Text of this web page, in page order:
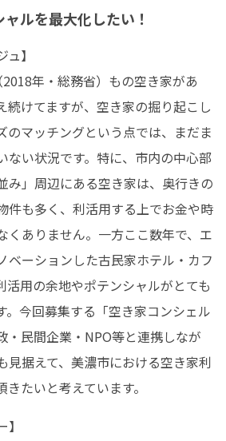
ルを最大化したい！
】
年・総務省）もの空き家があ
続けてますが、空き家の掘り起こし
のマッチングという点では、まだま
ない状況です。特に、市内の中心部
み」周辺にある空き家は、奥行きの
件も多く、利活用する上でお金や時
くありません。一方ここ数年で、エ
ベーションした古民家ホテル・カフ
活用の余地やポテンシャルがとても
。今回募集する「空き家コンシェル
・民間企業・NPO等と連携しなが
見据えて、美濃市における空き家利
たいと考えています。